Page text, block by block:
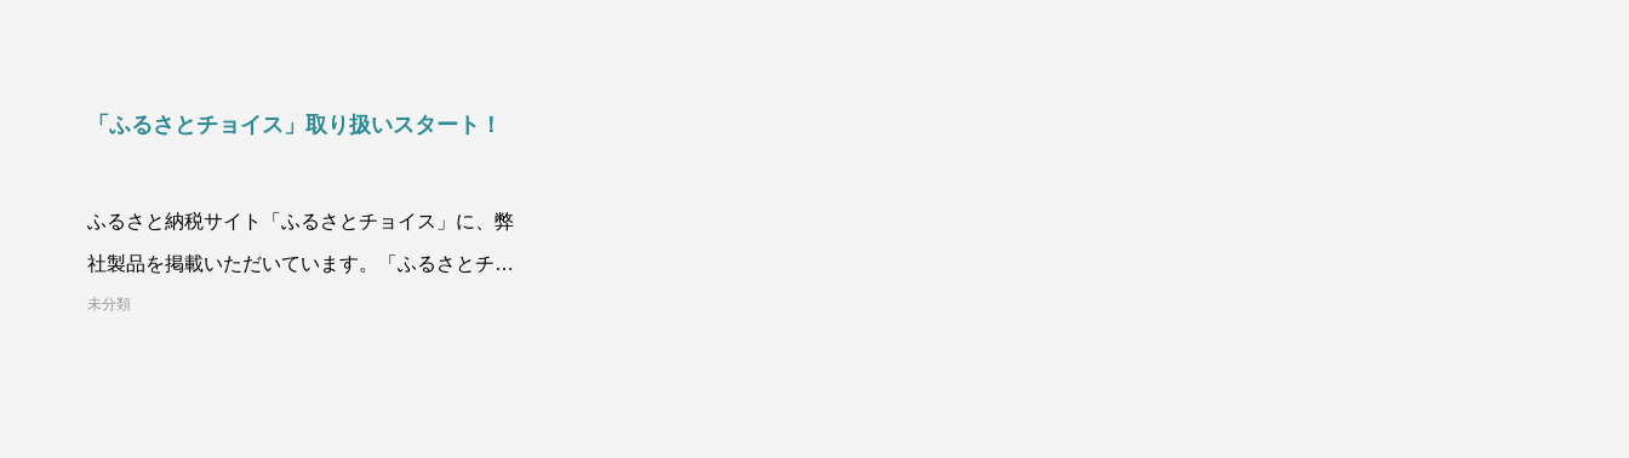
「ふるさとチョイス」取り扱いスタート！
ふるさと納税サイト「ふるさとチョイス」に、弊
社製品を掲載いただいています。「ふるさとチョ
イス」は、掲載数No.1のふるさと納税総
未分類